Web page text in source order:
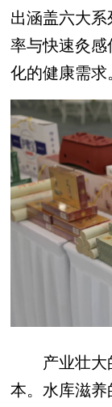
出涵盖六大
率与快速灸
化的健康需求
产业壮大的
本。水库滋养